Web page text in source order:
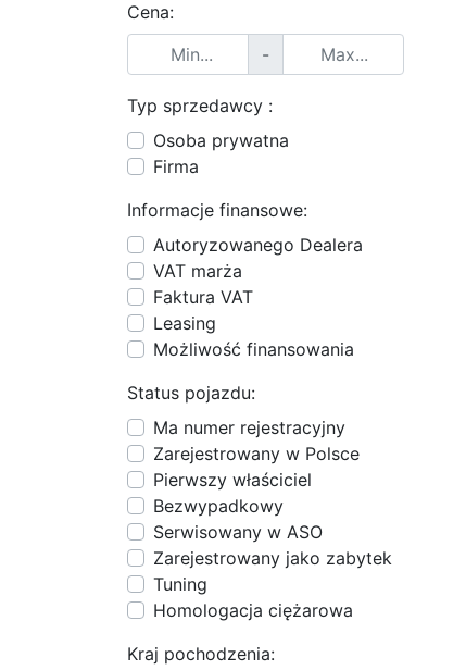
Cena:
-
Typ sprzedawcy :
Osoba prywatna
Firma
Informacje finansowe:
Autoryzowanego Dealera
VAT marża
Faktura VAT
Leasing
Możliwość finansowania
Status pojazdu:
Ma numer rejestracyjny
Zarejestrowany w Polsce
Pierwszy właściciel
Bezwypadkowy
Serwisowany w ASO
Zarejestrowany jako zabytek
Tuning
Homologacja ciężarowa
Kraj pochodzenia: